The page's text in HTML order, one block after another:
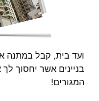
ועד בית, קבל במתנה
בניינים אשר יחסוך לך
המגורים!